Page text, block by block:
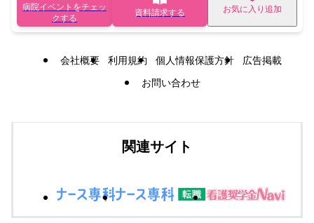
病院イベントをチェッ
クする
資料請求する お気に入り追加
会社概要 利用規約 個人情報保護方針
広告掲載
お問い合わせ
関連サイト